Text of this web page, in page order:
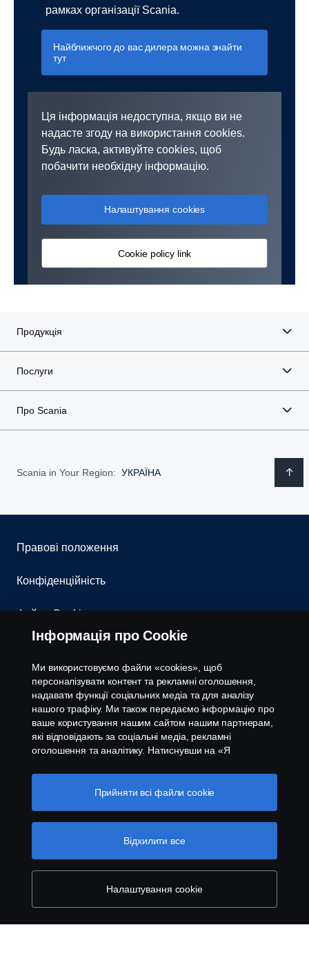
рамках організації Scania.
Найближчого до вас дилера можна знайти
тут
Ця інформація недоступна, якщо ви не
надасте згоду на використання cookies.
Будь ласка, активуйте cookies, щоб
побачити необхідну інформацію.
Налаштування cookies
Cookie policy link
Продукція
Послуги
Про Scania
Scania in Your Region: УКРАЇНА
Правові положення
Конфіденційність
Файли Cookies
Контакти
Система повідомлення про порушення
Налаштування cookies
CV AB (publ). ТОВ "Сканія Україна", 08004,
Київська область, Бучанський район, с.Калинівка,
вул. Київська 37; тел.+380 44 363-0-363
Інформація про Cookie
Ми використовуємо файли «cookies», щоб
персоналізувати контент та рекламні оголошення,
надавати функції соціальних медіа та для аналізу
нашого трафіку. Ми також передаємо інформацію про
ваше користування нашим сайтом нашим партнерам,
які відповідають за соціальні медіа, рекламні
оголошення та аналітику. Натиснувши на «Я
згоду на використання всіх файлів cookies та на
передачу інформації. Ви також можете керувати
ми використовуємо файли cookie, відвідайте сторінку
про cookie на нашому сайті, натиснувши на посилання
під цим текстом. Cookie policy
Налаштування cookie
Відхилити все
Прийняти всі файли сookie